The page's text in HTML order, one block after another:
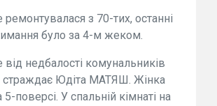
ремонтувалася з 70-тих, останні
було за 4-м жеком.
недбалості комунальників
страждає Юдіта МАТЯШ. Жінка
поверсі. У спальній кімнаті на